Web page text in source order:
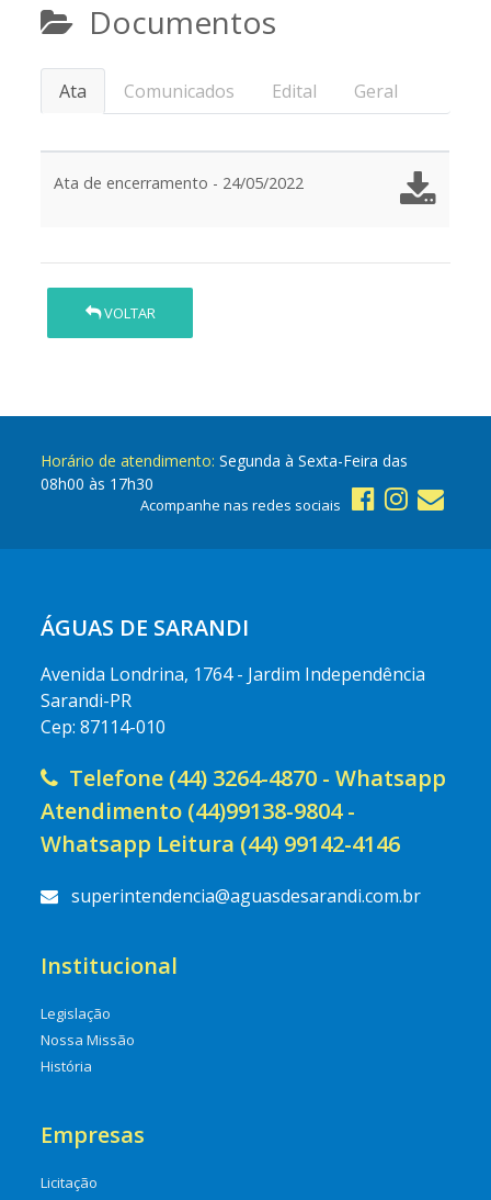
Documentos
Ata Comunicados Edital Geral
Ata de encerramento - 24/05/2022
VOLTAR
Horário de atendimento: Segunda à Sexta-Feira das
08h00 às 17h30
Acompanhe nas redes sociais
ÁGUAS DE SARANDI
Avenida Londrina, 1764 - Jardim Independência
Sarandi-PR
Cep: 87114-010
Telefone (44) 3264-4870 - Whatsapp
Atendimento (44)99138-9804 -
Whatsapp Leitura (44) 99142-4146
superintendencia@aguasdesarandi.com.br
Institucional
Legislação
Nossa Missão
História
Empresas
Licitação